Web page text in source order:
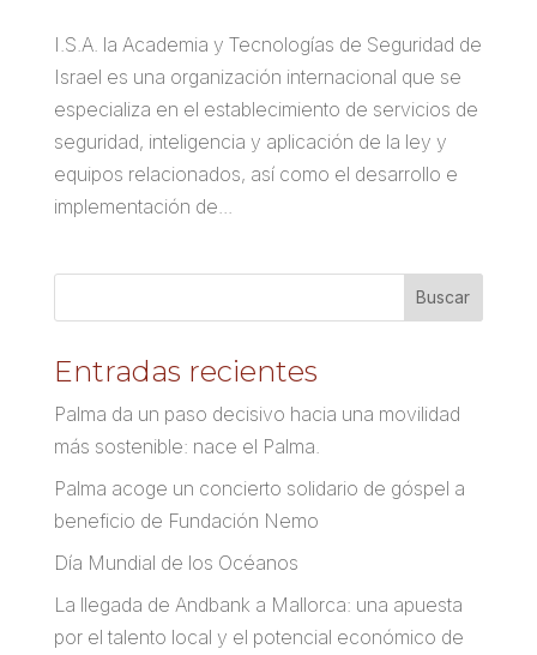
I.S.A. la Academia y Tecnologías de Seguridad de
Israel es una organización internacional que se
especializa en el establecimiento de servicios de
seguridad, inteligencia y aplicación de la ley y
equipos relacionados, así como el desarrollo e
implementación de...
Entradas recientes
Palma da un paso decisivo hacia una movilidad
más sostenible: nace el Palma.
Palma acoge un concierto solidario de góspel a
beneficio de Fundación Nemo
Día Mundial de los Océanos
La llegada de Andbank a Mallorca: una apuesta
por el talento local y el potencial económico de